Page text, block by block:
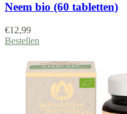
Neem bio (60 tabletten)
€12,99
Bestellen